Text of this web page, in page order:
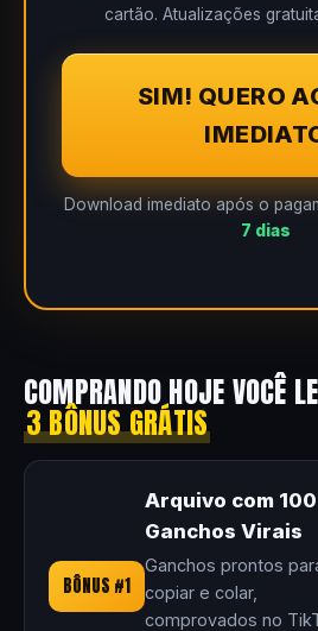
cartão. Atualizações
SIM! QUERO
Download imediato após o
7 dias
COMPRANDO HOJE VOCÊ
3 BÔNUS GRÁTIS
BÔNUS #1
Arquivo com 100
Ganchos Virais
Ganchos prontos
copiar e colar,
comprovados no